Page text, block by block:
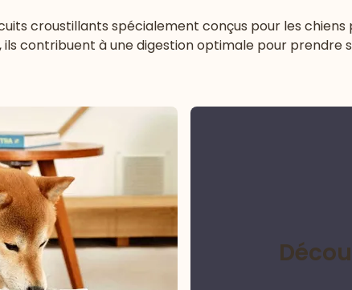
croustillants spécialement conçus pour les
ils contribuent à une digestion optimale pour prendre